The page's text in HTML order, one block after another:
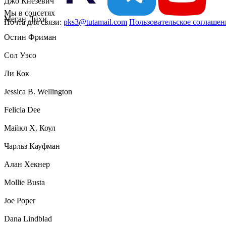
Меган Лихи
Остин Фриман
Сол Уэсо
Ли Кок
Jessica B. Wellington
Felicia Dee
Майкл Х. Коул
Чарльз Кауфман
Алан Хекнер
Mollie Busta
Joe Poper
Dana Lindblad
Мы в соцсетях
Почта для связи: pks3@tutamail.com Пользовательское